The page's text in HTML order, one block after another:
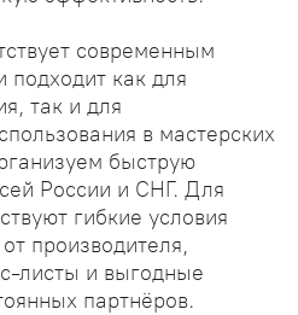
современным
подходит как для
так и для
в мастерских
быструю
России и СНГ. Для
гибкие условия
производителя,
листы и выгодные
партнёров.